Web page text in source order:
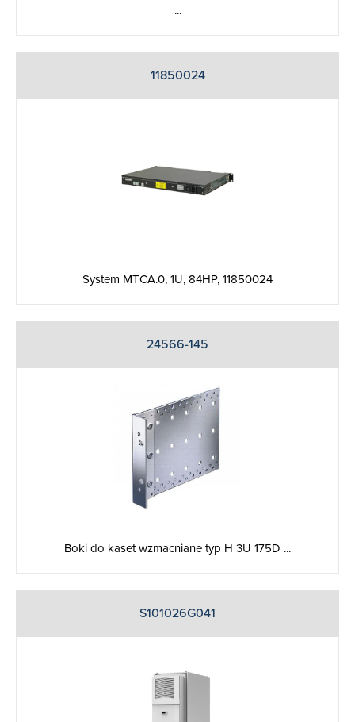
...
11850024
System MTCA.0, 1U, 84HP, 11850024
24566-145
Boki do kaset wzmacniane typ H 3U 175D ...
S101026G041